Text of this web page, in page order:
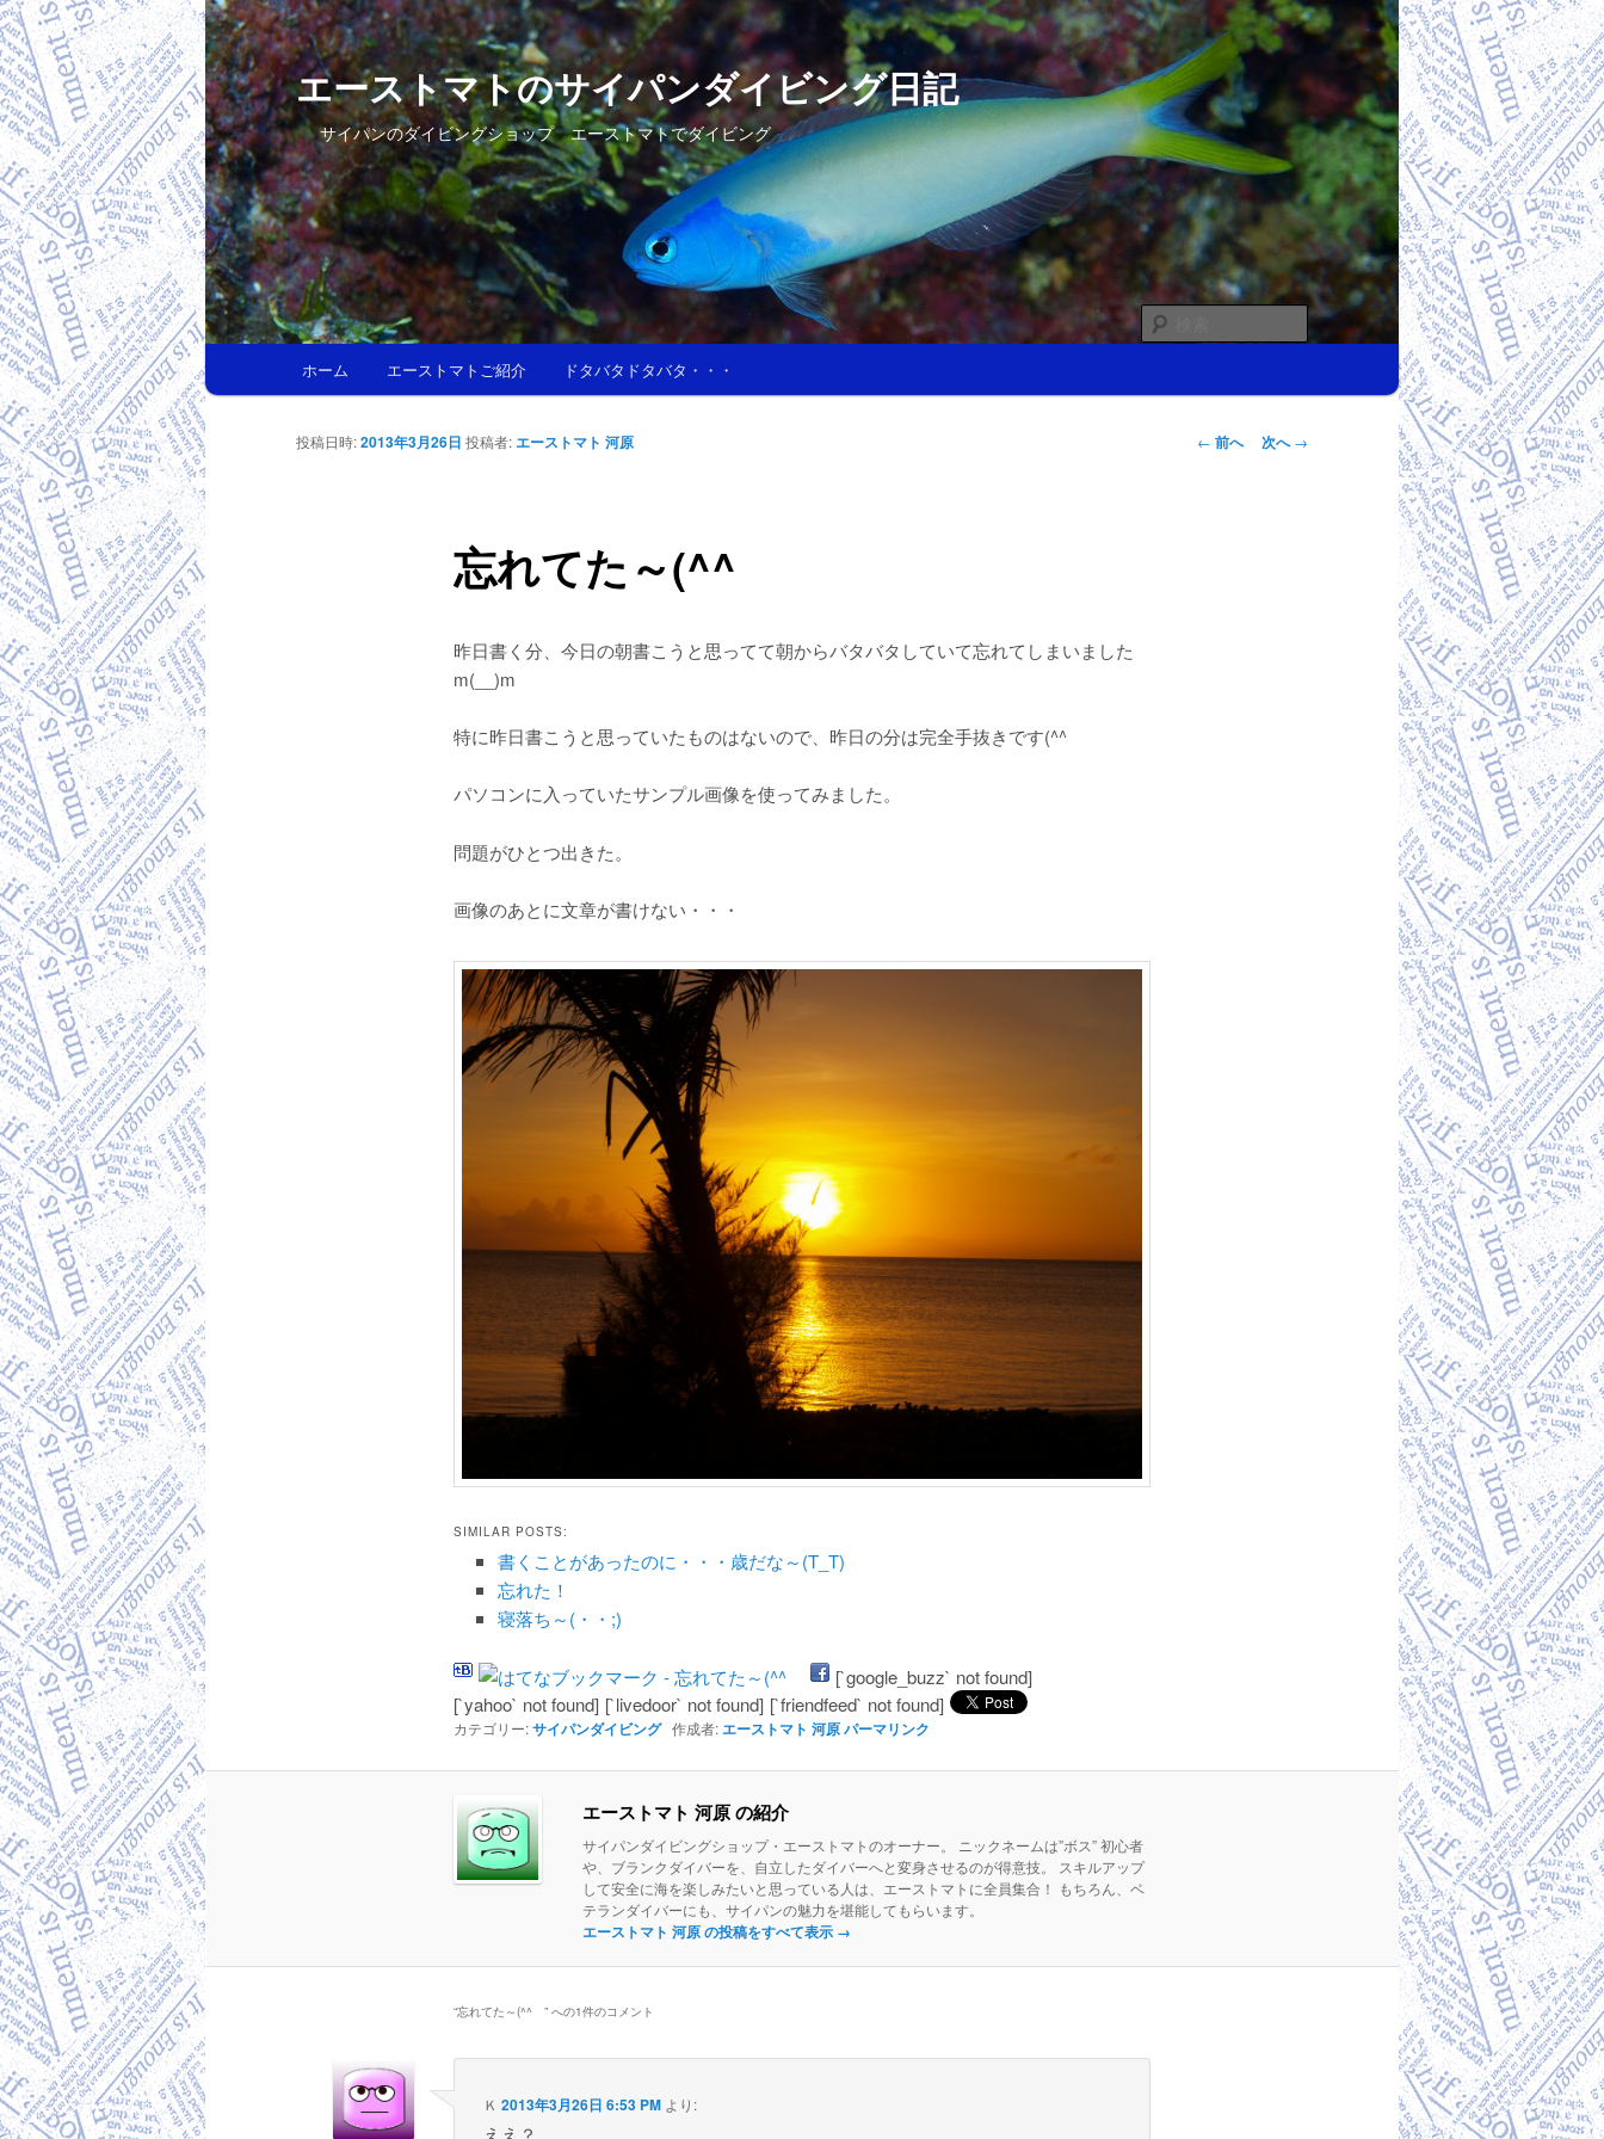
エーストマトのサイパンダイビング日記
サイパンのダイビングショップ エーストマトでダイビング
検
メインコンテンツへ移動
サブコンテンツへ移動
ホーム エーストマトご紹介 ドタバタドタバタ・・・
投稿ナビゲー
← 前へ 次へ→
忘れてた～(^^ゞ
投稿日時:2013年3月26日 投稿者: エーストマト 河原
昨日書く分、今日の朝書こうと思ってて朝からバタバタしていて忘れてしまいました
m(__)m
特に昨日書こうと思っていたものはないので、昨日の分は完全手抜きです(^^ゞ
パソコンに入っていたサンプル画像を使ってみました。
問題がひとつ出きた。
画像のあとに文章が書けない・・・
SIMILAR POSTS:
書くことがあったのに・・・歳だな～(T_T)
忘れた！
寝落ち～(・・;)
[`google_buzz` not found]
[`yahoo` not found] [`livedoor` not found] [`friendfeed` not found]
カテゴリー:サイパンダイビング作成者: エーストマト 河原パーマリンク
エーストマト 河原 の紹介
サイパンダイビングショップ・エーストマトのオーナー。 ニックネームは”ボス” 初心者
や、ブランクダイバーを、自立したダイバーへと変身させるのが得意技。 スキルアップ
して安全に海を楽しみたいと思っている人は、エーストマトに全員集合！ もちろん、ベ
テランダイバーにも、サイパンの魅力を堪能してもらいます。
エーストマト 河原 の投稿をすべて表示 →
“忘れてた～(^^ゞ ” への1件のコメント
Ｋ 2013年3月26日 6:53 PM より:
ええ？